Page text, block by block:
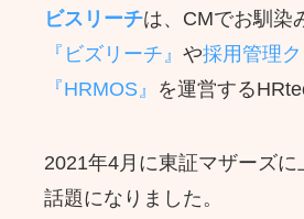
ビスリーチは、CMでお馴染
『ビズリーチ』や採用管理
『HRMOS』 を運営する
2021年4月に東証マザーズに
話題になりました。